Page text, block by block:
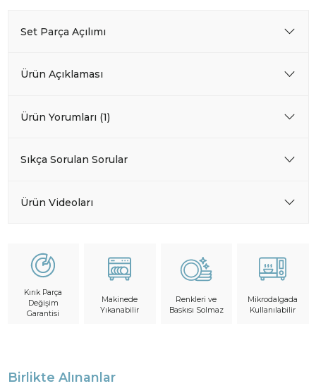
Set Parça Açılımı
Ürün Açıklaması
Ürün Yorumları (1)
Sıkça Sorulan Sorular
Ürün Videoları
Kırık Parça
Değişim
Garantisi
Makinede
Yıkanabilir
Renkleri ve
Baskısı Solmaz
Mikrodalgada
Kullanılabilir
Birlikte Alınanlar